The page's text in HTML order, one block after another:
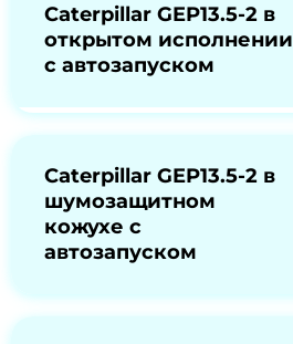
Caterpillar GEP13.5-2 в
открытом исполнении
с автозапуском
Caterpillar GEP13.5-2 в
шумозащитном
кожухе с
автозапуском